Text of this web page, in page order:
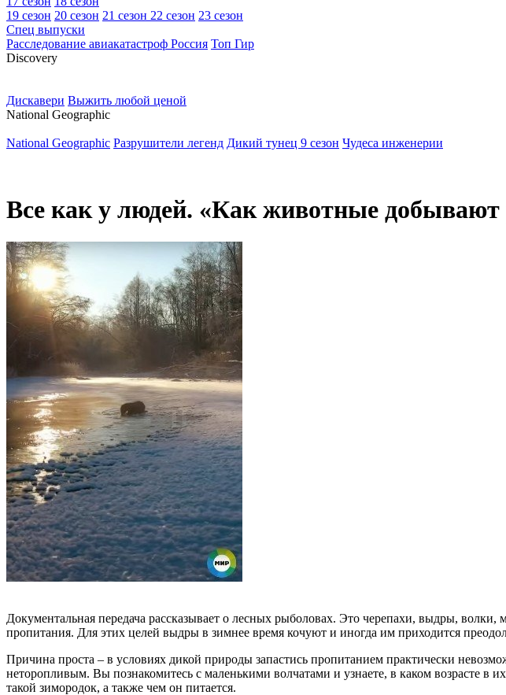
19 сезон 20 сезон 21 сезон 22 сезон 23 сезон
Спец выпуски
Расследование авиакатастроф Россия Топ Гир
Discovery
Дискавери Выжить любой ценой
National Geographic
National Geographic Разрушители легенд Дикий тунец 9 сезон Чудеса инженерии
Все как у людей. «Как животные добывают
Документальная передача рассказывает о лесных рыболовах. Это черепахи, выдры,
пропитания. Для этих целей выдры в зимнее время кочуют и иногда им приходится
Причина проста – в условиях дикой природы запастись пропитанием практически
неторопливым. Вы познакомитесь с маленькими волчатами и узнаете, в каком возрасте в
такой зимородок, а также чем он питается.